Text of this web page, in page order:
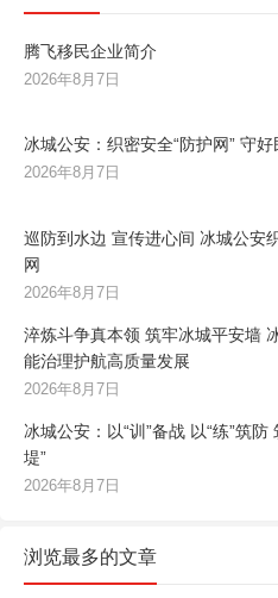
腾飞移民企业简介
2026年8月7日
冰城公安：织密安全“防护网” 守好
2026年8月7日
巡防到水边 宣传进心间 冰城公安
网
2026年8月7日
淬炼斗争真本领 筑牢冰城平安墙
能治理护航高质量发展
2026年8月7日
冰城公安：以“训”备战 以“练”筑防
堤”
2026年8月7日
浏览最多的文章